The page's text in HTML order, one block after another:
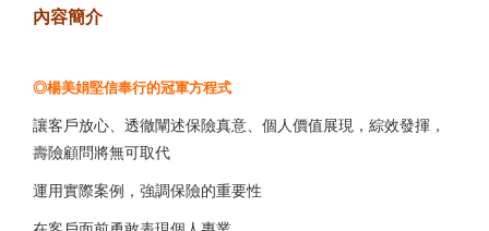
內容簡介
◎楊美娟堅信奉行的冠軍方程式
讓客戶放心、透徹闡述保險真意、個人價值展現，綜效發揮，
壽險顧問將無可取代
運用實際案例，強調保險的重要性